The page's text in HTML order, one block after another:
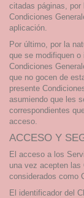
citadas páginas,
Condiciones
aplicación.
Por último, por la
que se modifiquen
Condiciones
que no gocen de
presente
asumiendo que les
correspondientes
acceso.
ACCESO Y
El acceso a los
una vez acepten las
considerados como
El identificador del